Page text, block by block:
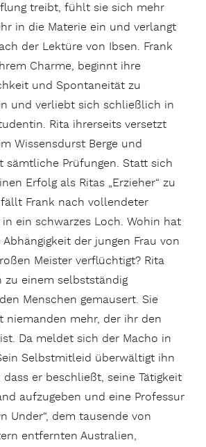
treibt, fühlt sie sich mehr
in die Materie ein und verlangt
der Lektüre von Ibsen. Frank
Charme, beginnt ihre
und Spontaneität zu
und verliebt sich schließlich in
Rita ihrerseits versetzt
Wissensdurst Berge und
sämtliche Prüfungen. Statt sich
Erfolg als Ritas „Erzieher“ zu
Frank nach vollendeter
in ein schwarzes Loch. Wohin hat
Abhängigkeit der jungen Frau von
Meister verflüchtigt? Rita
zu einem selbstständig
Menschen gemausert. Sie
niemanden mehr, der ihr den
Da meldet sich der Macho in
Selbstmitleid überwältigt ihn
dass er beschließt, seine Tätigkeit
aufzugeben und eine Professur
Under“, dem tausende von
entfernten Australien,